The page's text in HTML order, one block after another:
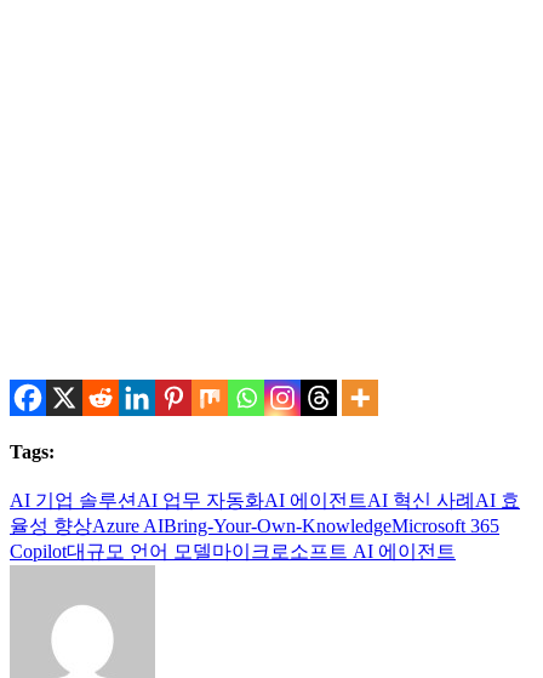
Tags:
AI 기업 솔루션 AI 업무 자동화AI 에이전트AI 혁신 사례 AI 효
율성 향상Azure AIBring-Your-Own-KnowledgeMicrosoft 365
Copilot대규모 언어 모델마이크로소프트 AI 에이전트